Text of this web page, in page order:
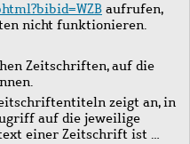
aufrufen,
nicht funktionieren.
Zeitschriften, auf die
zeigt an, in
auf die jeweilige
einer Zeitschrift ist …